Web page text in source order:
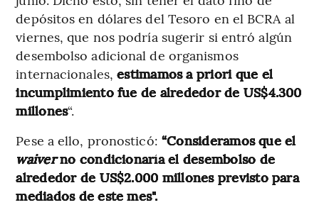
depósitos en dólares del Tesoro en el BCRA al
viernes, que nos podría sugerir si entró algún
desembolso adicional de organismos
internacionales,estimamos a priori que el
incumplimiento fue de alrededor de US$4.300
millones“.
Pese a ello, pronosticó: “Consideramos que el
waiverno condicionaría el desembolso de
alrededor de US$2.000 millones previsto para
mediados de este mes".